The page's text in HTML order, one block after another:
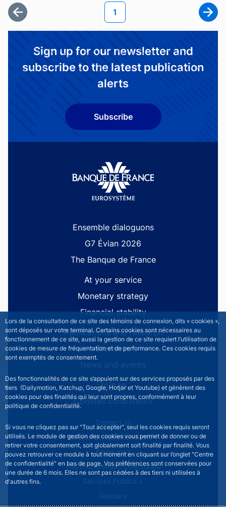
Lors de la consultation de ce site des témoins de connexion, dits « cookies »,
sont déposés sur votre terminal. Certains cookies sont nécessaires au
fonctionnement de ce site, aussi la gestion de ce site requiert l’utilisation de
cookies de mesure de fréquentation et de performance. Ces cookies requis
sont exemptés de consentement.
Des fonctionnalités de ce site s’appuient sur des services proposés par des
tiers (Dailymotion, Katchup, Google, Hotjar et Youtube) et génèrent des
cookies pour des finalités qui leur sont propres, conformément à leur
politique de confidentialité.
Si vous ne cliquez pas sur "Tout accepter", seul les cookies requis seront
utilisés. Le module de gestion des cookies vous permet de donner ou de
retirer votre consentement, soit globalement soit finalité par finalité. Vous
pouvez retrouver ce module à tout moment en cliquant sur l’onglet "Centre
de confidentialité" en bas de page. Vos préférences sont conservées pour
une durée de 6 mois. Elles ne sont pas cédées à des tiers ni utilisées à
d'autres fins.
First page
Current page
1
Sign up for our newsletter and
subscribe to the latest publication
alerts
Subscribe
Site navigationEnsemble dialoguons
G7 Évian 2026
The Banque de France
At your service
Monetary strategy
Financial stability
Publications and research
Statistics
News and events
Join us
Comités consultatifs
Footer secondary menuContact us
Sourds et malentendants
Press area
The Procurement Directorate
Services Publics +
Glossary